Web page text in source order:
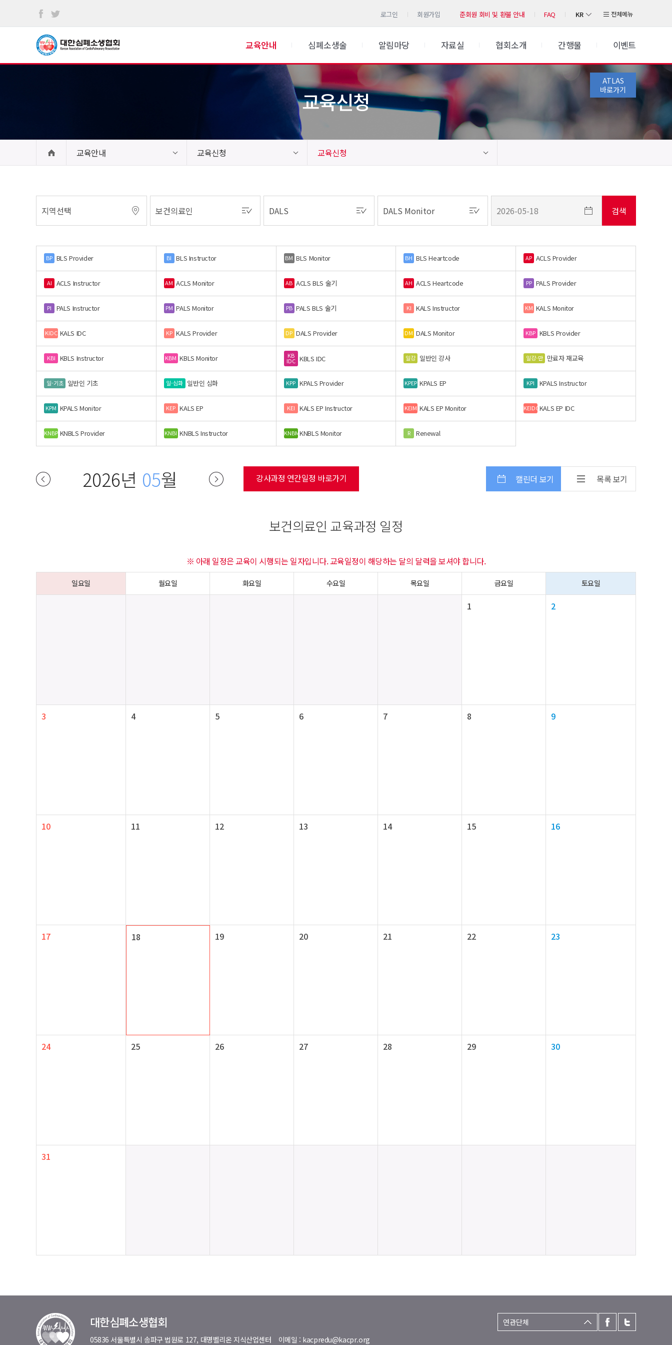
로그인 회원가입 준회원 회비 및 환불 안내 FAQ KR 전체메뉴
교육안내 심폐소생술 알림마당 자료실 협회소개 간행물 이벤트
ATLAS
바로가기
교육신청
교육안내 교육신청 교육신청
BP BLS Provider BI BLS Instructor BM BLS Monitor BH BLS Heartcode AP ACLS Provider
AI ACLS Instructor AM ACLS Monitor AB ACLS BLS 술기 AH ACLS Heartcode PP PALS Provider
PI PALS Instructor PM PALS Monitor PB PALS BLS 술기 KI KALS Instructor KM KALS Monitor
KIDC KALS IDC KP KALS Provider DP DALS Provider DM DALS Monitor KBP KBLS Provider
KBI KBLS Instructor KBM KBLS Monitor KB
IDC KBLS IDC 일강 일반인 강사 일강-만 만료자 재교육
일-기초 일반인 기초 일-심화 일반인 심화 KPP KPALS Provider KPEP KPALS EP KPI KPALS Instructor
KPM KPALS Monitor KEP KALS EP KEI KALS EP Instructor KEIM KALS EP Monitor KEIDC KALS EP IDC
KNBP KNBLS Provider KNBI KNBLS Instructor KNBMKNBLS Monitor R Renewal
2026년 05월 강사과정 연간일정 바로가기 캘린더 보기 목록 보기
보건의료인 교육과정 일정
※ 아래 일정은 교육이 시행되는 일자입니다. 교육일정이 해당하는 달의 달력을 보셔야 합니다.
일요일 월요일 화요일 수요일 목요일 금요일 토요일
1 2
3 4 5 6 7 8 9
10 11 12 13 14 15 16
17 18 19 20 21 22 23
24 25 26 27 28 29 30
31
대한심폐소생협회
05836 서울특별시 송파구 법원로 127, 대명벨리온 지식산업센터 이메일 : kacpredu@kacpr.org